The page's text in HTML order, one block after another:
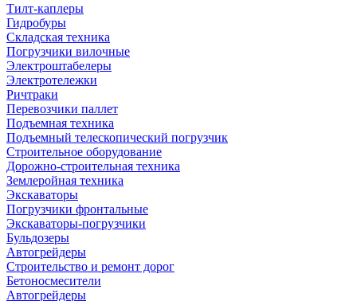
Тилт-каплеры
Гидробуры
Складская техника
Погрузчики вилочные
Электроштабелеры
Электротележки
Ричтраки
Перевозчики паллет
Подъемная техника
Подъемный телескопический погрузчик
Строительное оборудование
Дорожно-строительная техника
Землеройная техника
Экскаваторы
Погрузчики фронтальные
Экскаваторы-погрузчики
Бульдозеры
Автогрейдеры
Строительство и ремонт дорог
Бетоносмесители
Автогрейдеры